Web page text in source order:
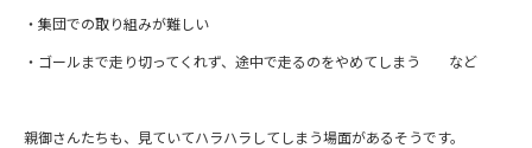
・集団での取り組みが難しい
・ゴールまで走り切ってくれず、途中で走るのをやめてしまう など
親御さんたちも、見ていてハラハラしてしまう場面があるそうです。